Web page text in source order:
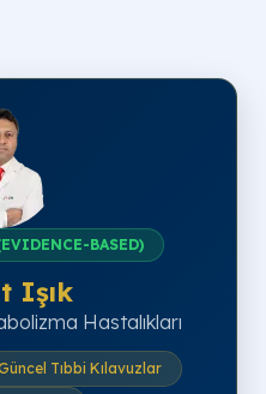
BASED)
Işık
Hastalıkları
Tıbbi Kılavuzlar